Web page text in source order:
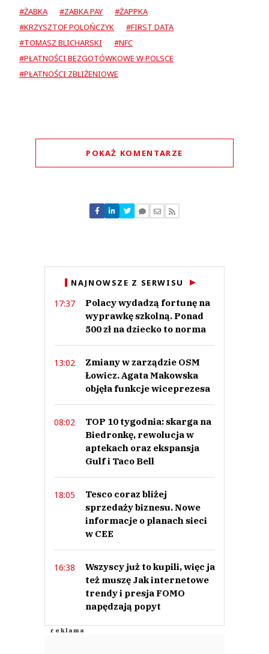
#ŻABKA #ZABKA PAY
#ŻAPPKA
#KRZYSZTOF POLOŃCZYK
#FIRST DATA
#TOMASZ BLICHARSKI
#NFC
#PŁATNOŚCI BEZGOTÓWKOWE W POLSCE
#PŁATNOŚCI ZBLIŻENIOWE
POKAŻ KOMENTARZE
Nie znaleziono komentarzy
Zostaw swoje komentarze
NAJNOWSZE Z SERWISU
17:37
Polacy wydadzą fortunę na
wyprawkę szkolną. Ponad
500 zł na dziecko to norma
13:02
Zmiany w zarządzie OSM
Łowicz. Agata Makowska
objęła funkcje wiceprezesa
08:02
TOP 10 tygodnia: skarga na
Biedronkę, rewolucja w
aptekach oraz ekspansja
Gulf i Taco Bell
18:05
Tesco coraz bliżej
sprzedaży biznesu. Nowe
informacje o planach sieci
w CEE
16:38
Wszyscy już to kupili, więc ja
też muszę Jak internetowe
trendy i presja FOMO
napędzają popyt